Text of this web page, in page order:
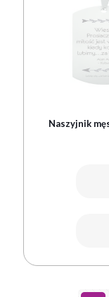
Naszyjnik